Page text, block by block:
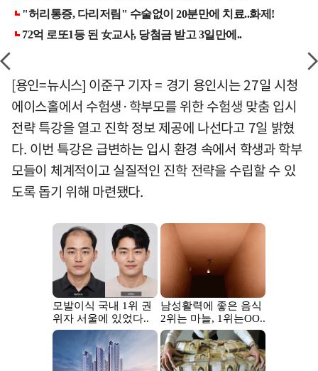
[용인=뉴시스] 이준구 기자 = 경기 용인시는 27일 시청
에이스홀에서 수험생·학부모를 위한 수험생 맞춤 입시
전략 특강을 열고 진학 정보 제공에 나선다고 7일 밝혔
다. 이번 특강은 급변하는 입시 환경 속에서 학생과 학부
모들이 체계적이고 실질적인 진학 전략을 수립할 수 있
도록 돕기 위해 마련됐다.